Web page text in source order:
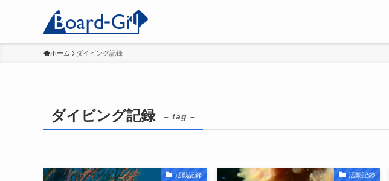
ホーム ダイビング記録
ダイビング記録 – tag –
活動記録 活動記録